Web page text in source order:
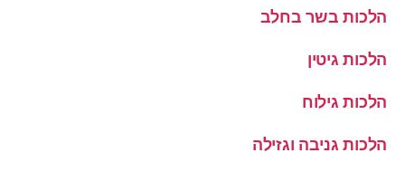
הלכות בשר בחלב
הלכות גיטין
הלכות גילוח
הלכות גניבה וגזילה